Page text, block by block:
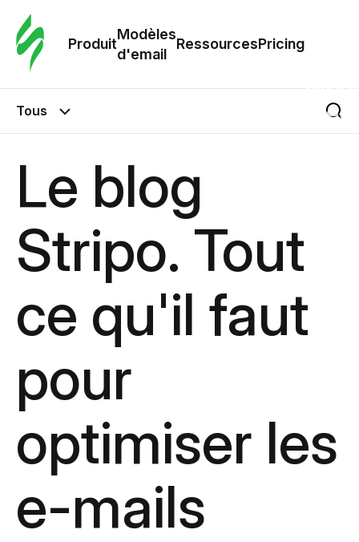
Produit
Modèles
d'email
RessourcesPricing
Tous
Le blog
Stripo. Tout
ce qu'il faut
pour
optimiser les
e-mails